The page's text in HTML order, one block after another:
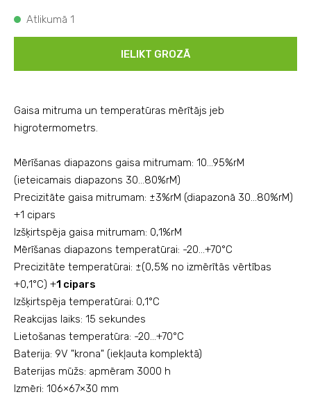
Atlikumā 1
IELIKT GROZĀ
Gaisa mitruma un temperatūras mērītājs jeb
higrotermometrs.
Mērīšanas diapazons gaisa mitrumam: 10...95%rM
(ieteicamais diapazons 30...80%rM)
Precizitāte gaisa mitrumam: ±3%rM (diapazonā 30...80%rM)
+1 cipars
Izšķirtspēja gaisa mitrumam: 0,1%rM
Mērīšanas diapazons temperatūrai: -20...+70°C
Precizitāte temperatūrai: ±(0,5% no izmērītās vērtības
+0,1°C) +1 cipars
Izšķirtspēja temperatūrai: 0,1°C
Reakcijas laiks: 15 sekundes
Lietošanas temperatūra: -20...+70°C
Baterija: 9V "krona" (iekļauta komplektā)
Baterijas mūžs: apmēram 3000 h
Izmēri: 106×67×30 mm